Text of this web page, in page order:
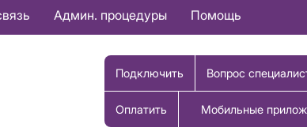
Админ. процедуры Помощь
Подключить Вопрос
Оплатить Мобильные